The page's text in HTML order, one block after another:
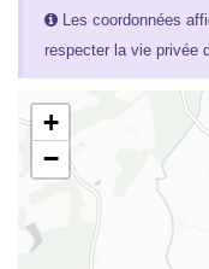
Les coordonnées
respecter la vie privée
+
−